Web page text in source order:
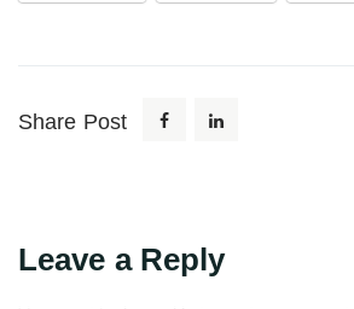
Share Post
Leave a Reply